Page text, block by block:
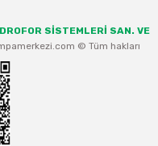
SİSTEMLERİ SAN. VE
© Tüm hakları